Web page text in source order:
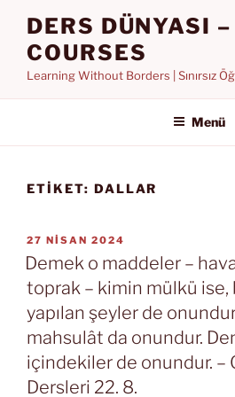
DERS DÜNYASI
COURSES
Learning Without Borders | Sınırsız
Menü
ETIKET: DALLAR
YAYIM
TARIHI
27 NISAN 2024
Demek o maddeler –
toprak – kimin mülkü ise,
yapılan şeyler de
mahsulât da onundur.
içindekiler de onundur. –
Dersleri 22. 8.